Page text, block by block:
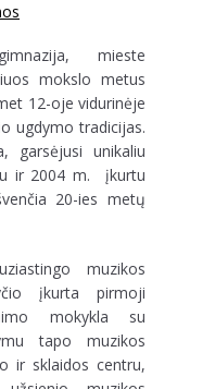
mieste
mokslo metus
12-oje vidurinėje
ugdymo tradicijas.
garsėjusi unikaliu
ir 2004 m. įkurtu
20-ies metų
muzikos
įkurta pirmoji
mokykla su
tapo muzikos
ir sklaidos centru,